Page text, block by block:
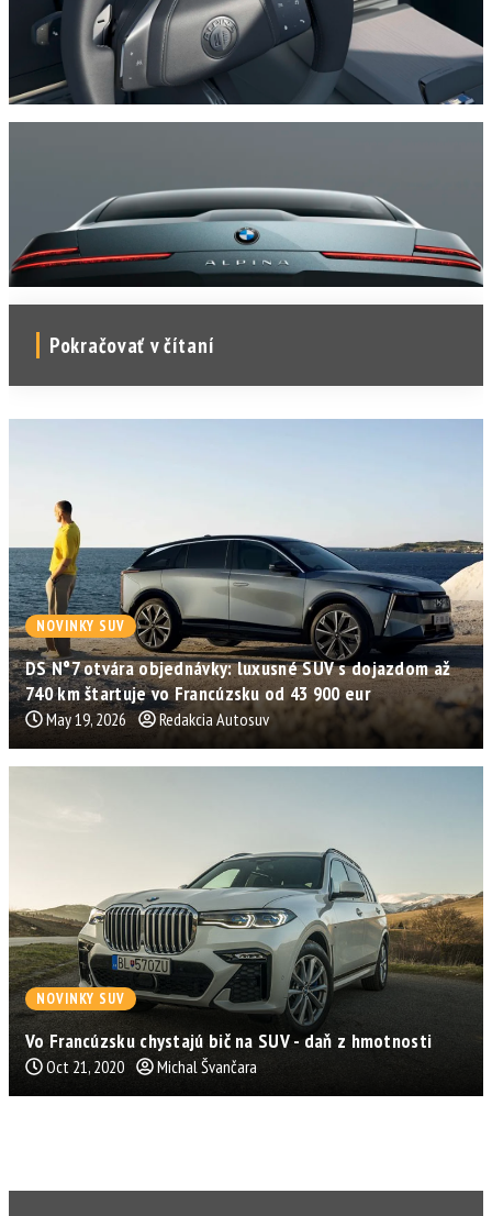
Pokračovať v čítaní
NOVINKY SUV
DS N°7 otvára objednávky: luxusné SUV s dojazdom až
740 km štartuje vo Francúzsku od 43 900 eur
May 19, 2026 Redakcia Autosuv
NOVINKY SUV
Vo Francúzsku chystajú bič na SUV - daň z hmotnosti
Oct 21, 2020 Michal Švančara